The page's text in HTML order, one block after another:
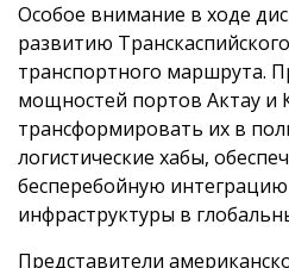
Особое внимание в ходе
развитию
транспортного маршрута.
мощностей портов Актау и
трансформировать их в
логистические хабы,
бесперебойную интеграцию
инфраструктуры в
Представители